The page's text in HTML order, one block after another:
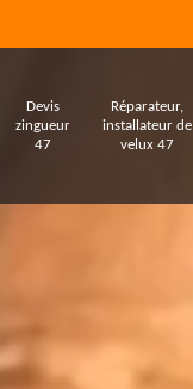
Devis
zingueur
47
Réparateur,
installateur de
velux 47